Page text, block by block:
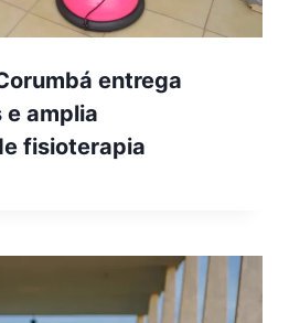
entrega
amplia
fisioterapia